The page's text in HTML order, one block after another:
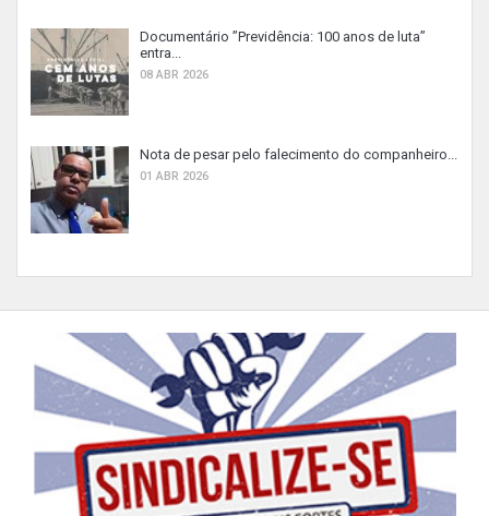
Documentário ”Previdência: 100 anos de luta”
entra...
08 ABR 2026
Nota de pesar pelo falecimento do companheiro...
01 ABR 2026